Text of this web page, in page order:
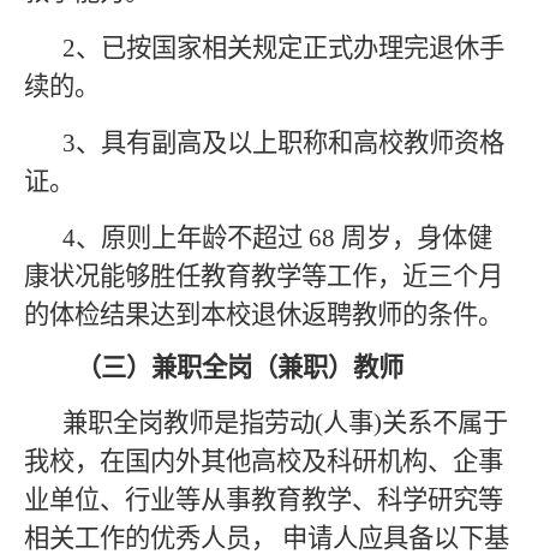
2、 已按国家相关规定正式办理完退休手
续的。
3、 具有副高及以上职称和高校教师资格
证。
4、 原则上年龄不超过 68 周岁 ， 身体健
康状况能够胜任教育教学等工作，近三个月
的体检结果达到本校退休返聘教师的条件。
（三） 兼职全岗 （兼职）教师
兼职全岗教师是指劳动(人事)关系不属于
我校，在国内外其他高校及科研机构、企事
业单位、行业等从事教育教学、科学研究等
相关工作的优秀人员， 申请人应具备以下基